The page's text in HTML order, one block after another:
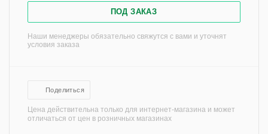
ПОД ЗАКАЗ
Наши менеджеры обязательно свяжутся с вами и уточнят
условия заказа
Поделиться
Цена действительна только для интернет-магазина и может
отличаться от цен в розничных магазинах